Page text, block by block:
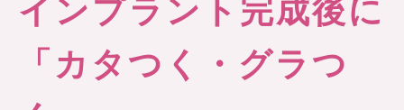
インプラント完成後に
「カタつく・グラつ